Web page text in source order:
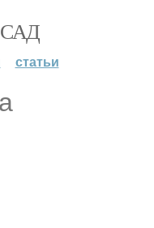
статьи